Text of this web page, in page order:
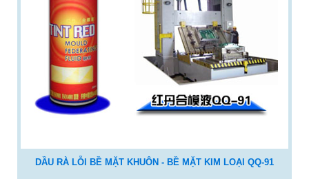
DẦU RÀ LỖI BỀ MẶT KHUÔN - BỀ MẶT KIM LOẠI QQ-91